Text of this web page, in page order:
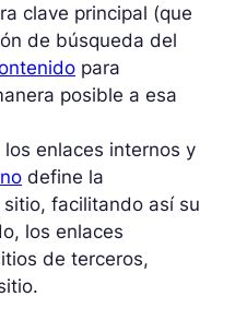
clave principal (que
de búsqueda del
para
posible a esa
enlaces internos y
define la
facilitando así su
los enlaces
de terceros,